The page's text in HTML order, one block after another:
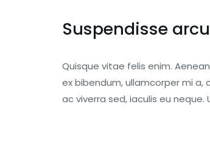
Suspendisse
Quisque vitae felis enim.
ex bibendum, ullamcorper mi
ac viverra sed, iaculis eu